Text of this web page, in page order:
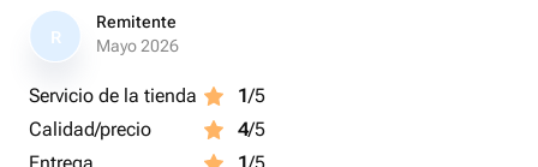
R
Remitente
Mayo 2026
Servicio de la tienda 1/5
Calidad/precio
4/5